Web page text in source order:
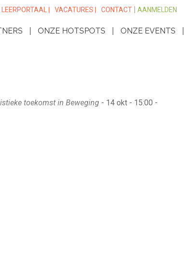
LEERPORTAAL | VACATURES | CONTACT AANMELDEN
ONZE HOTSPOTS ONZE EVENTS
toekomst in Beweging - 14 okt - 15:00 -